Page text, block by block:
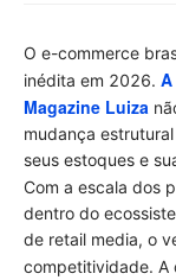
O e-commerce
inédita em 2026.
Magazine Luiza
mudança
seus estoques e
Com a escala dos
dentro do
de retail media, o
competitividade. A